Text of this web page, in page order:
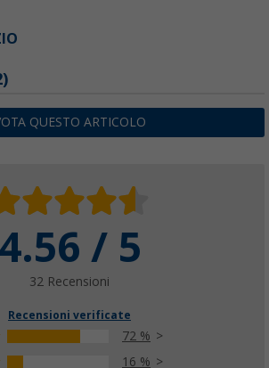
QUESTO ARTICOLO
4.56 / 5
32 Recensioni
Recensioni verificate
72 %
16 %